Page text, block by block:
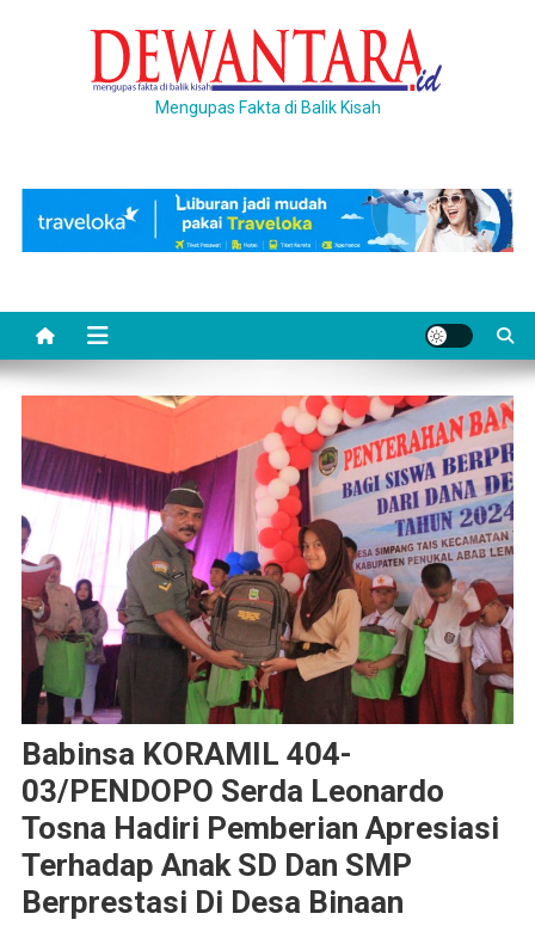
Mengupas Fakta di Balik Kisah
Babinsa KORAMIL 404-
03/PENDOPO Serda Leonardo
Tosna Hadiri Pemberian Apresiasi
Terhadap Anak SD Dan SMP
Berprestasi Di Desa Binaan